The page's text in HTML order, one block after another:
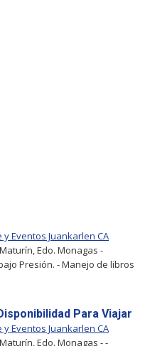
Eventos Juankarlen CA
Edo. Monagas -
Presión. - Manejo de libros
Para Viajar
Eventos Juankarlen CA
Edo. Monagas - -